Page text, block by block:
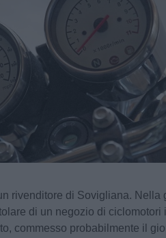
rivenditore di Sovigliana. Nella
di un negozio di ciclomotori
commesso probabilmente il